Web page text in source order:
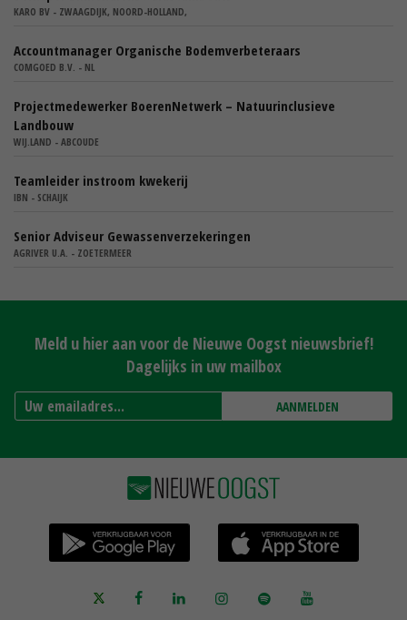
KARO BV - ZWAAGDIJK, NOORD-HOLLAND,
Accountmanager Organische Bodemverbeteraars
COMGOED B.V. - NL
Projectmedewerker BoerenNetwerk – Natuurinclusieve
Landbouw
WIJ.LAND - ABCOUDE
Teamleider instroom kwekerij
IBN - SCHAIJK
Senior Adviseur Gewassenverzekeringen
AGRIVER U.A. - ZOETERMEER
Meld u hier aan voor de Nieuwe Oogst nieuwsbrief!
Dagelijks in uw mailbox
AANMELDEN